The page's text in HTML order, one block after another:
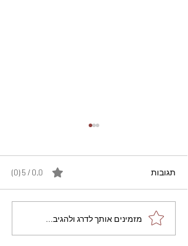
מתכון מנצח עוגת מייפל
שוקולד בחושה וקלה - זיוה
תגובות 0.0 / 5 ‏(0)
מזמינים אותך לדרג ולהגיב...